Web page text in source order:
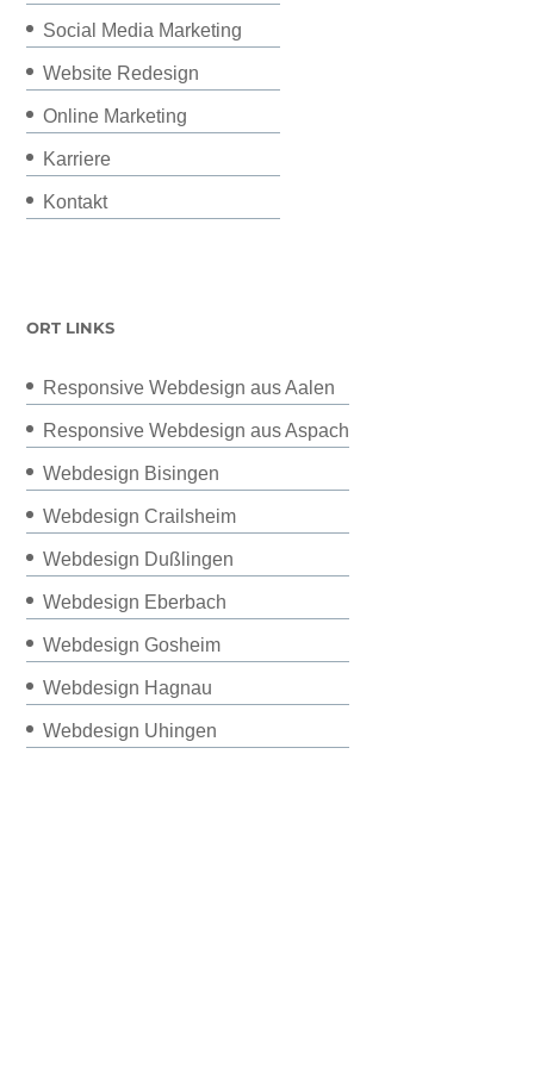
Social Media Marketing
Website Redesign
Online Marketing
Karriere
Kontakt
ORT LINKS
Responsive Webdesign aus Aalen
Responsive Webdesign aus Aspach
Webdesign Bisingen
Webdesign Crailsheim
Webdesign Dußlingen
Webdesign Eberbach
Webdesign Gosheim
Webdesign Hagnau
Webdesign Uhingen